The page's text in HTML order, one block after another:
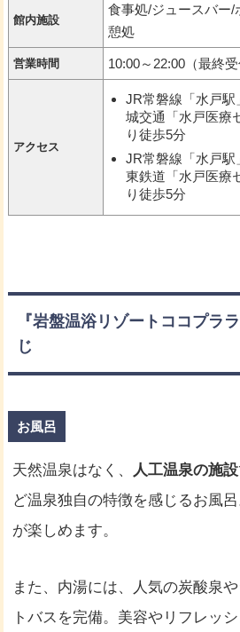
館内施設
食事処/ジュースバー
憩処
営業時間 10:00～22:00（最終受
アクセス
JR常磐線「水戸
城交通「水戸医療
り徒歩5分
JR常磐線「水戸駅
東鉄道「水戸医療
り徒歩5分
『岩盤温浴リゾートココプラ
じ
お風呂
天然温泉はなく、 人工温泉の施設
ど温泉独自の特徴を感じるお風
が楽しめます。
また、内湯には、人気の炭酸泉
トバスを完備。美容やリフレッ